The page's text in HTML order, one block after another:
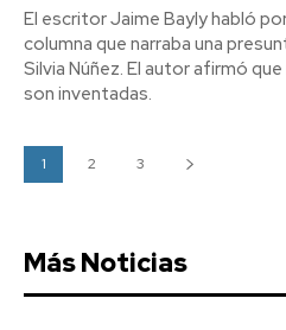
El escritor Jaime Bayly habló
columna que narraba una
Silvia Núñez. El autor afirmó
son inventadas.
1 2 3
Más Noticias